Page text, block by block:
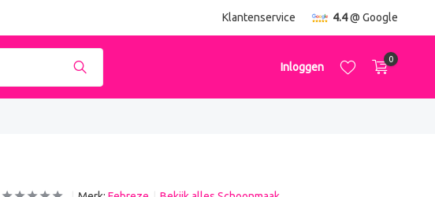
Klantenservice 4.4@ Google
Inloggen
0